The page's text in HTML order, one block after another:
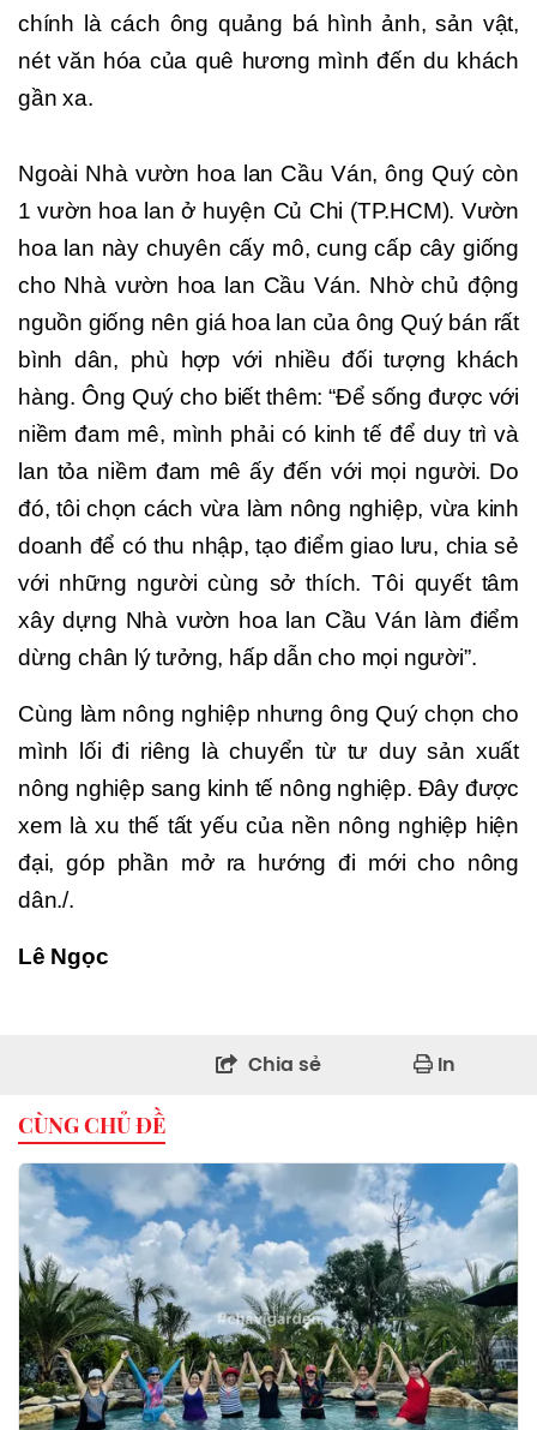
chính là cách ông quảng bá hình ảnh, sản vật,
nét văn hóa của quê hương mình đến du khách
gần xa.
Ngoài Nhà vườn hoa lan Cầu Ván, ông Quý còn
1 vườn hoa lan ở huyện Củ Chi (TP.HCM). Vườn
hoa lan này chuyên cấy mô, cung cấp cây giống
cho Nhà vườn hoa lan Cầu Ván. Nhờ chủ động
nguồn giống nên giá hoa lan của ông Quý bán rất
bình dân, phù hợp với nhiều đối tượng khách
hàng. Ông Quý cho biết thêm: “Để sống được với
niềm đam mê, mình phải có kinh tế để duy trì và
lan tỏa niềm đam mê ấy đến với mọi người. Do
đó, tôi chọn cách vừa làm nông nghiệp, vừa kinh
doanh để có thu nhập, tạo điểm giao lưu, chia sẻ
với những người cùng sở thích. Tôi quyết tâm
xây dựng Nhà vườn hoa lan Cầu Ván làm điểm
dừng chân lý tưởng, hấp dẫn cho mọi người”.
Cùng làm nông nghiệp nhưng ông Quý chọn cho
mình lối đi riêng là chuyển từ tư duy sản xuất
nông nghiệp sang kinh tế nông nghiệp. Đây được
xem là xu thế tất yếu của nền nông nghiệp hiện
đại, góp phần mở ra hướng đi mới cho nông
dân./.
Lê Ngọc
Chia sẻ In
CÙNG CHỦ ĐỀ